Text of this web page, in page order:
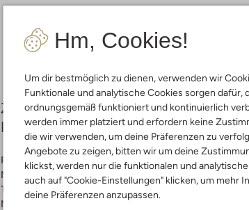
Hm, Cookies!
Um dir bestmöglich zu dienen, verwenden wir
Funktionale und analytische Cookies sorgen dafür,
ordnungsgemäß funktioniert und kontinuierlich
werden immer platziert und erfordern keine
die wir verwenden, um deine Präferenzen zu
Angebote zu zeigen, bitten wir um deine
klickst, werden nur die funktionalen und
auch auf "Cookie-Einstellungen" klicken, um mehr
deine Präferenzen anzupassen.
Lieferung &
Zusammensetzung &
Passform
Farbe :Ecru
Muster:
Streifen
Trends: Earthcore Aesthetic
Material: